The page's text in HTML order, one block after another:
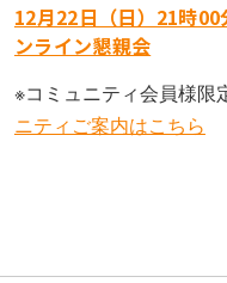
12月22日（日）21時
ンライン懇親会
※コミュニティ会員様限
ニティご案内はこちら